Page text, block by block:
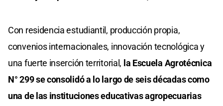
Con residencia estudiantil, producción propia,
convenios internacionales, innovación tecnológica y
una fuerte inserción territorial, la Escuela Agrotécnica
N° 299 se consolidó a lo largo de seis décadas como
una de las instituciones educativas agropecuarias